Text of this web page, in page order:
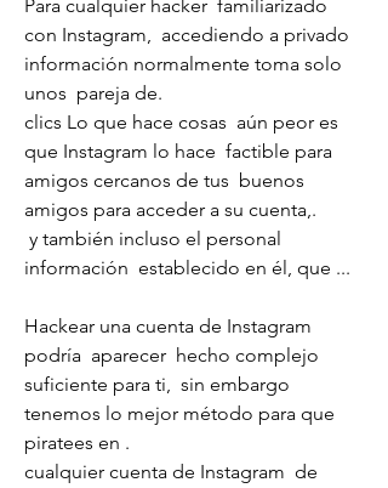
Para cualquier hacker  familiarizado
con Instagram,  accediendo a privado
información normalmente toma solo
unos  pareja de.
clics Lo que hace cosas  aún peor es
que Instagram lo hace  factible para
amigos cercanos de tus  buenos
amigos para acceder a su cuenta,.
información  establecido en él, que ...
Hackear una cuenta de Instagram
podría  aparecer  hecho complejo
suficiente para ti,  sin embargo
tenemos lo mejor método para que
piratees en .
cualquier cuenta de Instagram  de